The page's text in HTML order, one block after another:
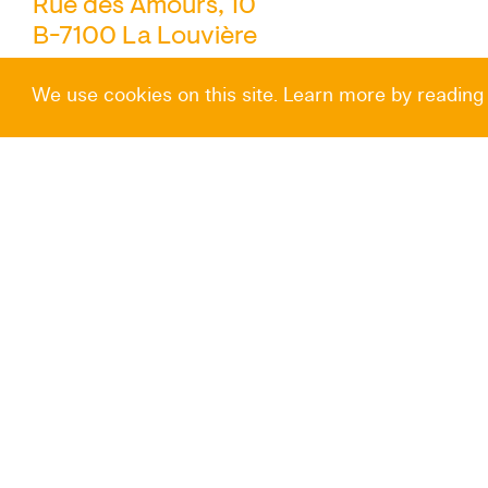
We use cookies on this site. Learn more by
Rue des Amours, 10
B-7100 La Louvière